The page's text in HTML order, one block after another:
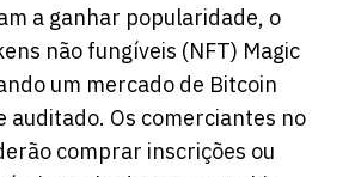
a ganhar popularidade, o
não fungíveis (NFT) Magic
um mercado de Bitcoin
auditado. Os comerciantes no
comprar inscrições ou